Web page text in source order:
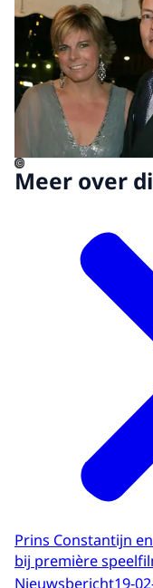
©
Meer over
Prins Constantijn
bij première
Nieuwsbericht19-